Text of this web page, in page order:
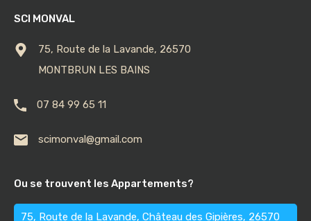
SCI MONVAL
75, Route de la Lavande, 26570
MONTBRUN LES BAINS
07 84 99 65 11
scimonval@gmail.com
Ou se trouvent les Appartements?
75, Route de la Lavande, Château des Gipières, 26570